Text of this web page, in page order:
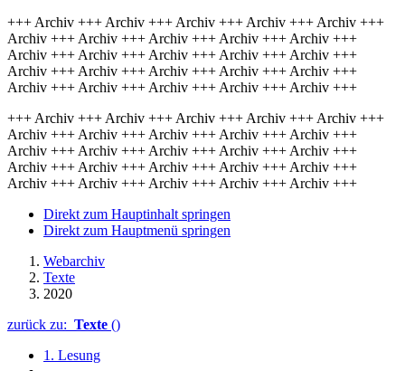
+++ Archiv +++ Archiv +++ Archiv +++ Archiv +++ Archiv +++
Archiv +++ Archiv +++ Archiv +++ Archiv +++ Archiv +++
Archiv +++ Archiv +++ Archiv +++ Archiv +++ Archiv +++
Archiv +++ Archiv +++ Archiv +++ Archiv +++ Archiv +++
Archiv +++ Archiv +++ Archiv +++ Archiv +++ Archiv +++
+++ Archiv +++ Archiv +++ Archiv +++ Archiv +++ Archiv +++
Archiv +++ Archiv +++ Archiv +++ Archiv +++ Archiv +++
Archiv +++ Archiv +++ Archiv +++ Archiv +++ Archiv +++
Archiv +++ Archiv +++ Archiv +++ Archiv +++ Archiv +++
Archiv +++ Archiv +++ Archiv +++ Archiv +++ Archiv +++
Direkt zum Hauptinhalt springen
Direkt zum Hauptmenü springen
Webarchiv
Texte
2020
zurück zu: Texte ()
1. Lesung